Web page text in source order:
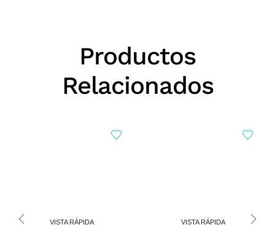
Productos
Relacionados
VISTA RÁPIDA VISTA RÁPIDA